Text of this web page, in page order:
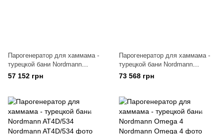
Парогенератор для хаммама -
турецкой бани Nordmann
Omega 8
57 152 грн
Парогенератор для хаммама -
турецкой бани Nordmann
Omega 12
73 568 грн